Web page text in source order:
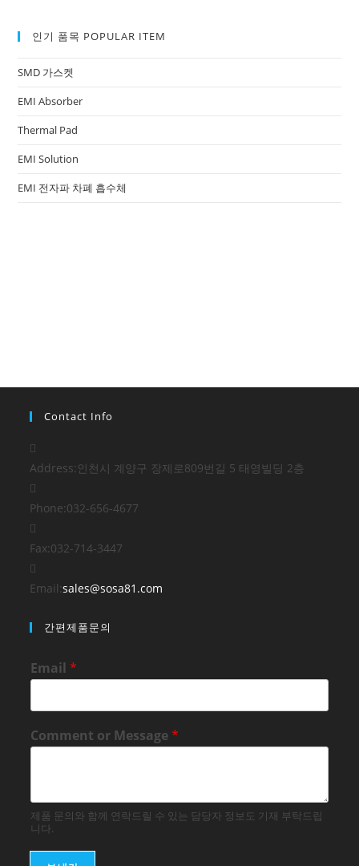
인기 품목 POPULAR ITEM
SMD 가스켓
EMI Absorber
Thermal Pad
EMI Solution
EMI 전자파 차폐 흡수체
Contact Info
Address: 인천시 계양구 장제로809번길 5 태영빌딩 2층
Phone:032-656-4677
Fax:032-714-3447
Email:sales@sosa81.com
간편제품문의
Email*
Comment or Message*
제품 문의와 함께 연락드릴 수 있는 담당자 정보도 기재 부탁드립
니다.